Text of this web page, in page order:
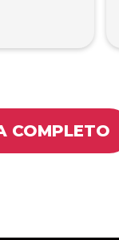
COMPLETO